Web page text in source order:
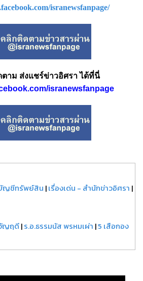
isranewsfanpage/
าม ส่งแชร์ข่าวอิศรา ได้ที่นี่
isranewsfanpage
ญชีทรัพย์สิน |เรื่องเด่น - สำนักข่าวอิศรา |
ญฤดี|ร.อ.ธรรมนัส พรหมเผ่า |5 เสือกอง